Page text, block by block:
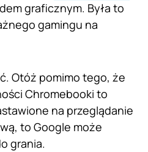
graficznym. Była to
gamingu na
Otóż pomimo tego, że
Chromebooki to
na przeglądanie
to Google może
grania.